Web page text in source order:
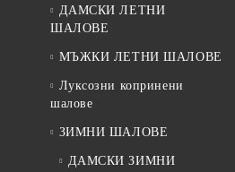
ДАМСКИ ЛЕТНИ
ШАЛОВЕ
МЪЖКИ ЛЕТНИ ШАЛОВЕ
Луксозни копринени
шалове
ЗИМНИ ШАЛОВЕ
ДАМСКИ ЗИМНИ